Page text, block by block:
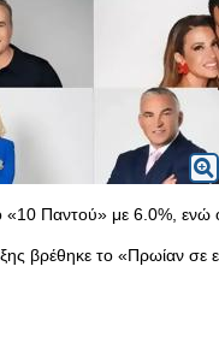
«10 Παντού» με 6.0%, ενώ
βρέθηκε το «Πρωίαν σε